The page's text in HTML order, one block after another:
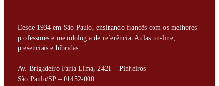
Desde 1934 em São Paulo, ensinando francês com os melhores
professores e metodologia de referência. Aulas on-line,
presenciais e híbridas.
Av. Brigadeiro Faria Lima, 2421 – Pinheiros
São Paulo/SP – 01452-000